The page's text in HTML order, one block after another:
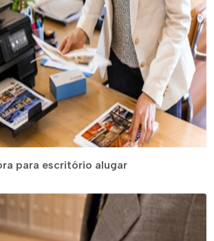
para escritório alugar